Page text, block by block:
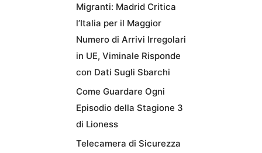
Migranti: Madrid Critica
l’Italia per il Maggior
Numero di Arrivi Irregolari
in UE, Viminale Risponde
con Dati Sugli Sbarchi
Come Guardare Ogni
Episodio della Stagione 3
di Lioness
Telecamera di Sicurezza